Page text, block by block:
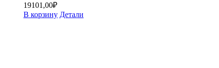
19101,00₽
В корзину Детали